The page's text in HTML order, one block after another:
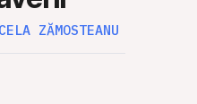
ZĂMOSTEANU